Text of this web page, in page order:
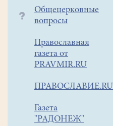
Общецерковные
вопросы
Православная
газета от
PRAVMIR.RU
ПРАВОСЛАВИЕ.RU
Газета
"РАДОНЕЖ"